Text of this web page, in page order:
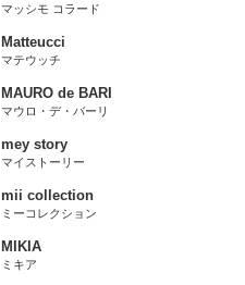
マッシモ コラード
Matteucci
マテウッチ
MAURO de BARI
マウロ・デ・バーリ
mey story
マイストーリー
mii collection
ミーコレクション
MIKIA
ミキア